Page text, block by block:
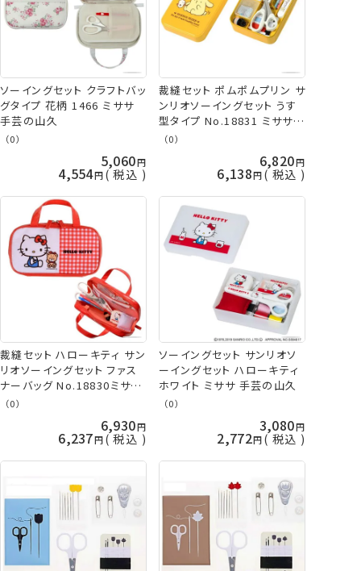
ソーイングセット クラフトバッ
グタイプ 花柄 1466 ミササ
手芸の山久
（0）
5,060
4,554 税込
裁縫セット ポムポムプリン サ
ンリオソーイングセット うす
型タイプ No.18831 ミササ
手芸の山久
（0）
6,820
6,138 税込
裁縫セット ハローキティ サン
リオソーイングセット ファス
ナーバッグ No.18830ミササ
手芸の山久
（0）
6,930
6,237 税込
ソーイングセット サンリオソ
ーイングセット ハローキティ
ホワイト ミササ 手芸の山久
（0）
3,080
2,772 税込